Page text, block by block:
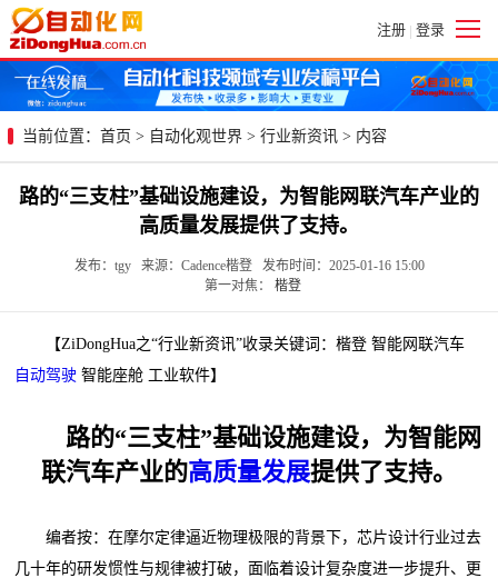
注册 | 登录
当前位置： 首页 > 自动化观世界 > 行业新资讯 > 内容
路的“三支柱”基础设施建设，为智能网联汽车产业的
高质量发展提供了支持。
发布：tgy 来源：Cadence楷登 发布时间：2025-01-16 15:00
第一对焦： 楷登
【ZiDongHua之“行业新资讯”收录关键词：楷登 智能网联汽车
自动驾驶 智能座舱 工业软件】
路的“三支柱”基础设施建设，为智能网
联汽车产业的高质量发展提供了支持。
编者按：在摩尔定律逼近物理极限的背景下，芯片设计行业过去
几十年的研发惯性与规律被打破，面临着设计复杂度进一步提升、更